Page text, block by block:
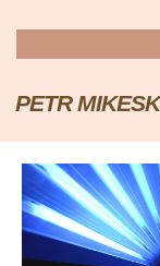
PETR